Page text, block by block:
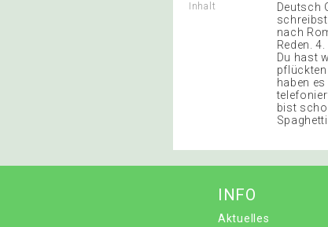
Inhalt
Deutsch
nach
Reden.
Du hast
haben
bist
INFO
Aktuelles